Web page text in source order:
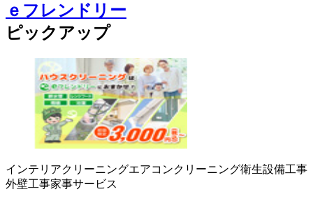
ｅフレンドリー
ピックアップ
インテリアクリーニングエアコンクリーニング衛生設備工事
外壁工事家事サービス